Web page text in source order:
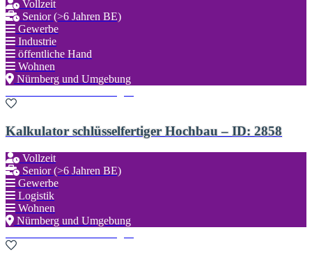
Vollzeit
Senior (>6 Jahren BE)
Gewerbe
Industrie
öffentliche Hand
Wohnen
Nürnberg und Umgebung
Kalkulator schlüsselfertiger Hochbau – ID: 2858
Vollzeit
Senior (>6 Jahren BE)
Gewerbe
Logistik
Wohnen
Nürnberg und Umgebung